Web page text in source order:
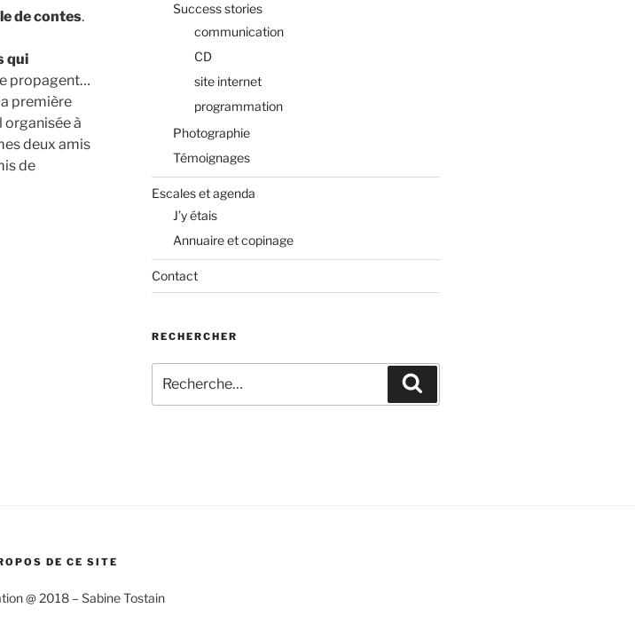
de contes.
qui
propagent…
première
organisée à
deux amis
de
Success stories
communication
CD
site internet
programmation
Photographie
Témoignages
Escales et agenda
J’y étais
Annuaire et copinage
Contact
RECHERCHER
pour
:
DE CE SITE
@ 2018 – Sabine Tostain